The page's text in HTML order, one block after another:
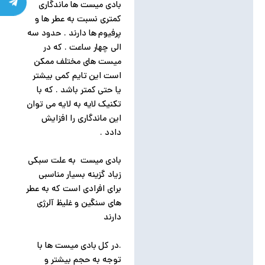
بادی میست ها ماندگاری
کمتری نسبت به عطر ها و
پرفیوم ها دارند . حدود سه
الی چهار ساعت . که در
میست های مختلف ممکن
است این تایم کمی بیشتر
یا حتی کمتر باشد . که با
تکنیک لایه به لایه می توان
این ماندگاری را افزایش
دادد .
بادی میست به علت سبکی
زیاد گزینه بسیار مناسبی
برای افرادی است که به عطر
های سنگین و غلیظ آلرژی
دارند
.در کل بادی میست ها با
توجه به حجم بیشتر و